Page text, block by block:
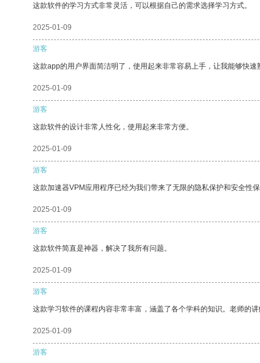
这款软件的学习方式非常灵活，可以根据自己的需求选择学习方式。
2025-01-09
游客
这款app的用户界面简洁明了，使用起来非常容易上手，让我能够快
2025-01-09
游客
这款软件的设计非常人性化，使用起来非常方便。
2025-01-09
游客
这款加速器VPM应用程序已经为我们带来了无限的隐私保护和安全性保
2025-01-09
游客
这款软件简直是神器，解决了我所有问题。
2025-01-09
游客
这款学习软件的课程内容非常丰富，涵盖了各个学科的知识。老师的
2025-01-09
游客